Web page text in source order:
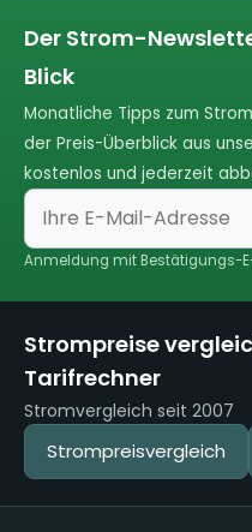
Der Strom-
Blick
Monatliche Tipps zum
der Preis-Überblick aus
kostenlos und jederzeit
Anmeldung mit Bestätigungs-
Strompreise
Tarifrechner
Stromvergleich seit 2007
Strompreisvergleich